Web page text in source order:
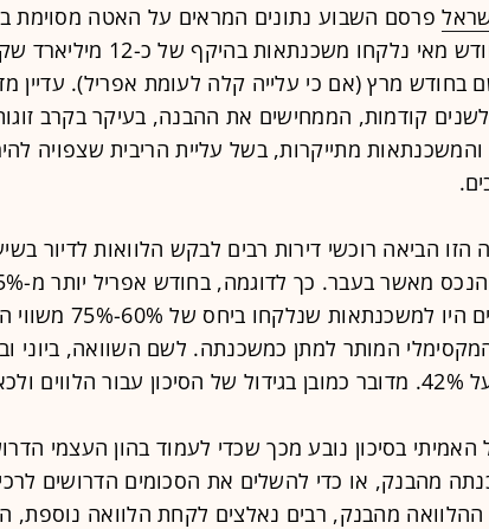
פרסם השבוע נתונים המראים על האטה מסוימת
כשבחודש מאי נלקחו
בחודש מרץ (אם כי עלייה קלה לעומת אפריל). עדיין
קודמות, הממחישים את ההבנה, בעיקר בקרב
והמשכנתאות מתייקרות, בשל עליית הריבית שצפויה
הזו הביאה רוכשי דירות רבים לבקש הלוואות לדיור
גם עבור הבנק.
האמיתי בסיכון נובע מכך שכדי לעמוד בהון העצמי
מהבנק, או כדי להשלים את הסכומים הדרושים
מהבנק, רבים נאלצים לקחת הלוואה נוספת,